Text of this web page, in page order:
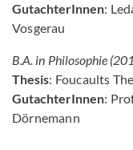
GutachterInnen:
Vosgerau
B.A. in Philosophie
Thesis: Foucaults
GutachterInnen:
Dörnemann